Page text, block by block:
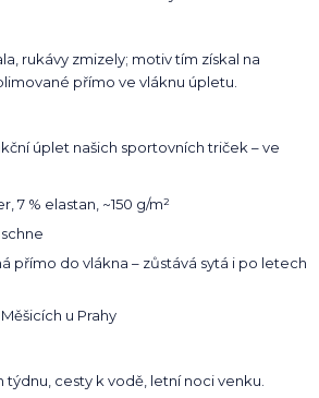
rukávy zmizely; motiv tím získal na
přímo ve vláknu úpletu.
úplet našich sportovních triček – ve
7 % elastan, ~150 g/m²
přímo do vlákna – zůstává sytá i po letech
u Prahy
týdnu, cesty k vodě, letní noci venku.